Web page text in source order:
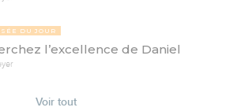
DU JOUR
l’excellence de Daniel
Voir tout